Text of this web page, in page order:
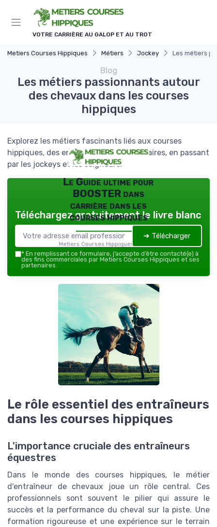
VOTRE CARRIÈRE AU GALOP ET AU TROT
Metiers Courses Hippiques Métiers Jockey Les métiers
Blog
Les métiers passionnants autour
des chevaux dans les courses
hippiques
Explorez les métiers fascinants liés aux courses
hippiques, des entraîneurs aux vétérinaires, en passant
par les jockeys et les soigneurs.
Le Guide ultime pour
BOOSTER dans
carrière dans les
courses hippiques
Metiers Courses Hippiques — 2026
Téléchargez gratuitement le livre blanc
➔ Télécharger
* En remplissant ce formulaire, j’accepte d’être contacté(e) à
des fins commerciales par Metiers Courses Hippiques et ses
partenaires.
Le rôle essentiel des entraîneurs
dans les courses hippiques
L'importance cruciale des entraîneurs
équestres
Dans le monde des courses hippiques, le métier
d'entraîneur de chevaux joue un rôle central. Ces
professionnels sont souvent le pilier qui assure le
succès et la performance du cheval sur la piste. Une
formation rigoureuse et une expérience sur le terrain
Panneau de gestion des cookies